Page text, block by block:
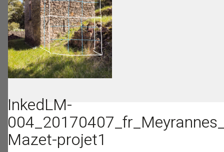
InkedLM-
Mazet-projet1